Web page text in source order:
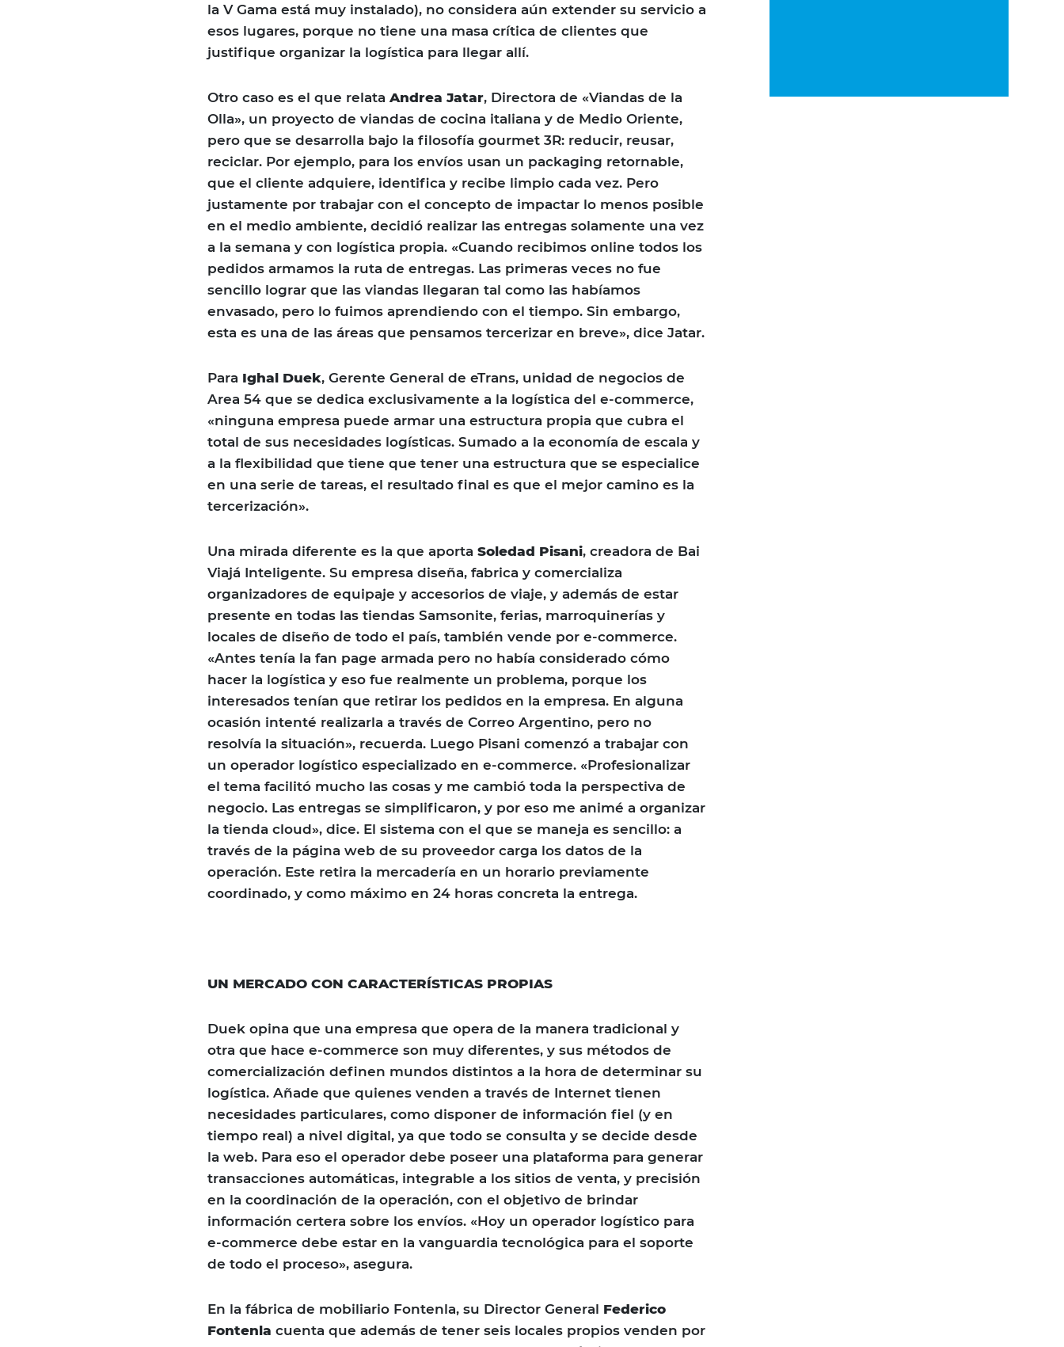
la V Gama está muy instalado), no considera aún extender su servicio a
esos lugares, porque no tiene una masa crítica de clientes que
justifique organizar la logística para llegar allí.
Otro caso es el que relata Andrea Jatar, Directora de «Viandas de la
Olla», un proyecto de viandas de cocina italiana y de Medio Oriente,
pero que se desarrolla bajo la filosofía gourmet 3R: reducir, reusar,
reciclar. Por ejemplo, para los envíos usan un packaging retornable,
que el cliente adquiere, identifica y recibe limpio cada vez. Pero
justamente por trabajar con el concepto de impactar lo menos posible
en el medio ambiente, decidió realizar las entregas solamente una vez
a la semana y con logística propia. «Cuando recibimos online todos los
pedidos armamos la ruta de entregas. Las primeras veces no fue
sencillo lograr que las viandas llegaran tal como las habíamos
envasado, pero lo fuimos aprendiendo con el tiempo. Sin embargo,
esta es una de las áreas que pensamos tercerizar en breve», dice Jatar.
Para Ighal Duek, Gerente General de eTrans, unidad de negocios de
Area 54 que se dedica exclusivamente a la logística del e-commerce,
«ninguna empresa puede armar una estructura propia que cubra el
total de sus necesidades logísticas. Sumado a la economía de escala y
a la flexibilidad que tiene que tener una estructura que se especialice
en una serie de tareas, el resultado final es que el mejor camino es la
tercerización».
Una mirada diferente es la que aporta Soledad Pisani, creadora de Bai
Viajá Inteligente. Su empresa diseña, fabrica y comercializa
organizadores de equipaje y accesorios de viaje, y además de estar
presente en todas las tiendas Samsonite, ferias, marroquinerías y
locales de diseño de todo el país, también vende por e-commerce.
«Antes tenía la fan page armada pero no había considerado cómo
hacer la logística y eso fue realmente un problema, porque los
interesados tenían que retirar los pedidos en la empresa. En alguna
ocasión intenté realizarla a través de Correo Argentino, pero no
resolvía la situación», recuerda. Luego Pisani comenzó a trabajar con
un operador logístico especializado en e-commerce. «Profesionalizar
el tema facilitó mucho las cosas y me cambió toda la perspectiva de
negocio. Las entregas se simplificaron, y por eso me animé a organizar
la tienda cloud», dice. El sistema con el que se maneja es sencillo: a
través de la página web de su proveedor carga los datos de la
operación. Este retira la mercadería en un horario previamente
coordinado, y como máximo en 24 horas concreta la entrega.
UN MERCADO CON CARACTERÍSTICAS PROPIAS
Duek opina que una empresa que opera de la manera tradicional y
otra que hace e-commerce son muy diferentes, y sus métodos de
comercialización definen mundos distintos a la hora de determinar su
logística. Añade que quienes venden a través de Internet tienen
necesidades particulares, como disponer de información fiel (y en
tiempo real) a nivel digital, ya que todo se consulta y se decide desde
la web. Para eso el operador debe poseer una plataforma para generar
transacciones automáticas, integrable a los sitios de venta, y precisión
en la coordinación de la operación, con el objetivo de brindar
información certera sobre los envíos. «Hoy un operador logístico para
e-commerce debe estar en la vanguardia tecnológica para el soporte
de todo el proceso», asegura.
En la fábrica de mobiliario Fontenla, su Director General Federico
Fontenla cuenta que además de tener seis locales propios venden por